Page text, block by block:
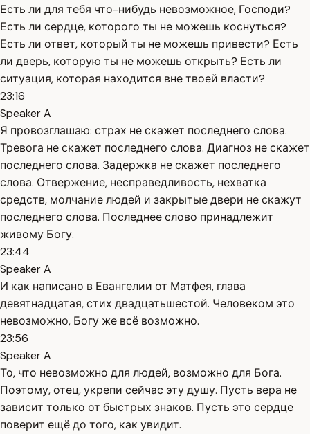
Есть ли для тебя что-нибудь невозможное, Господи?
Есть ли сердце, которого ты не можешь коснуться?
Есть ли ответ, который ты не можешь привести? Есть
ли дверь, которую ты не можешь открыть? Есть ли
ситуация, которая находится вне твоей власти?
23:16
Speaker A
Я провозглашаю: страх не скажет последнего слова.
Тревога не скажет последнего слова. Диагноз не скажет
последнего слова. Задержка не скажет последнего
слова. Отвержение, несправедливость, нехватка
средств, молчание людей и закрытые двери не скажут
последнего слова. Последнее слово принадлежит
живому Богу.
23:44
Speaker A
И как написано в Евангелии от Матфея, глава
девятнадцатая, стих двадцатьшестой. Человеком это
невозможно, Богу же всё возможно.
23:56
Speaker A
То, что невозможно для людей, возможно для Бога.
Поэтому, отец, укрепи сейчас эту душу. Пусть вера не
зависит только от быстрых знаков. Пусть это сердце
поверит ещё до того, как увидит.